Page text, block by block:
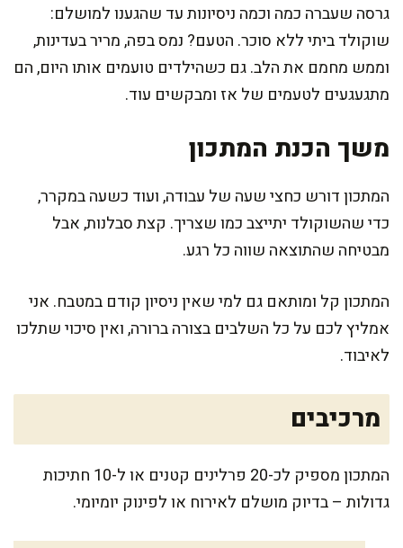
גרסה שעברה כמה וכמה ניסיונות עד שהגענו למושלם:
שוקולד ביתי ללא סוכר. הטעם? נמס בפה, מריר בעדינות,
וממש מחמם את הלב. גם כשהילדים טועמים אותו היום, הם
מתגעגעים לטעמים של אז ומבקשים עוד.
משך הכנת המתכון
המתכון דורש כחצי שעה של עבודה, ועוד כשעה במקרר,
כדי שהשוקולד יתייצב כמו שצריך. קצת סבלנות, אבל
מבטיחה שהתוצאה שווה כל רגע.
המתכון קל ומותאם גם למי שאין ניסיון קודם במטבח. אני
אמליץ לכם על כל השלבים בצורה ברורה, ואין סיכוי שתלכו
לאיבוד.
מרכיבים
המתכון מספיק לכ-20 פרלינים קטנים או ל-10 חתיכות
גדולות – בדיוק מושלם לאירוח או לפינוק יומיומי.